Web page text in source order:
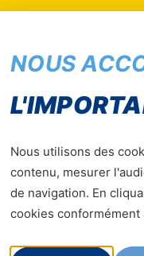
Services
NOUS
Nous utilisons des
contenu, mesurer
de navigation. En
cookies